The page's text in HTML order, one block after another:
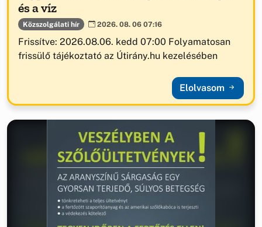
és a víz
Közszolgálati hír 2026. 08. 06 07:16
Frissítve: 2026.08.06. kedd 07:00 Folyamatosan
frissülő tájékoztató az Útirány.hu kezelésében
Elolvasom